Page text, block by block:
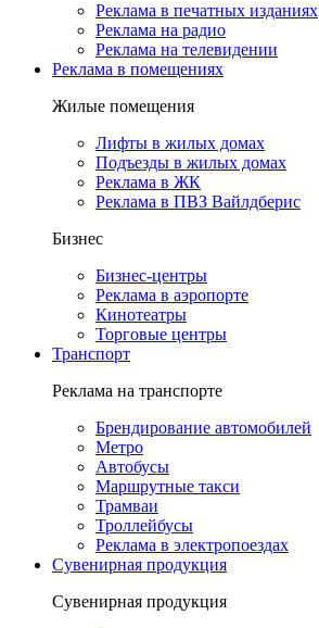
Реклама в печатных изданиях
Реклама на радио
Реклама на телевидении
Реклама в помещениях
Жилые помещения
Лифты в жилых домах
Подъезды в жилых домах
Реклама в ЖК
Реклама в ПВЗ Вайлдберис
Бизнес
Бизнес-центры
Реклама в аэропорте
Кинотеатры
Торговые центры
Транспорт
Реклама на транспорте
Брендирование автомобилей
Метро
Автобусы
Маршрутные такси
Трамваи
Троллейбусы
Реклама в электропоездах
Сувенирная продукция
Сувенирная продукция